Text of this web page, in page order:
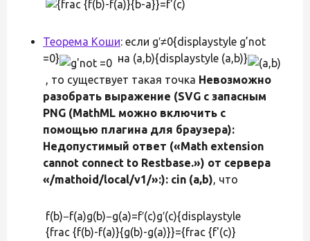
Теорема Коши: если g′≠0{displaystyle g’not
=0}
на (a,b){displaystyle (a,b)}
, то существует такая точка Невозможно
разобрать выражение (SVG с запасным
PNG (MathML можно включить с
помощью плагина для браузера):
Недопустимый ответ («Math extension
cannot connect to Restbase.») от сервера
«/mathoid/local/v1/»:): cin (a,b), что
f(b)−f(a)g(b)−g(a)=f′(c)g′(c){displaystyle
{frac {f(b)-f(a)}{g(b)-g(a)}}={frac {f'(c)}